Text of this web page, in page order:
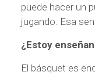
puede hacer un
jugando. Esa
¿Estoy
El básquet es